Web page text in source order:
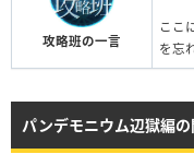
攻略班の一言
ここ
を忘
パンデモニウム辺獄編